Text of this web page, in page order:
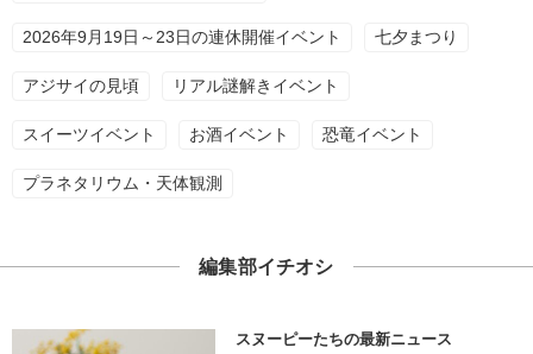
2026年9月19日～23日の連休開催イベント 七夕まつり
アジサイの見頃 リアル謎解きイベント
スイーツイベント お酒イベント 恐竜イベント
プラネタリウム・天体観測
編集部イチオシ
スヌーピーたちの最新ニュース